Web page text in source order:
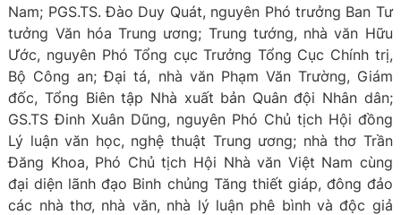
Nam; PGS.TS. Đào Duy Quát, nguyên Phó trưởng Ban Tư
tưởng Văn hóa Trung ương; Trung tướng, nhà văn Hữu
Ước, nguyên Phó Tổng cục Trưởng Tổng Cục Chính trị,
Bộ Công an; Đại tá, nhà văn Phạm Văn Trường, Giám
đốc, Tổng Biên tập Nhà xuất bản Quân đội Nhân dân;
GS.TS Đinh Xuân Dũng, nguyên Phó Chủ tịch Hội đồng
Lý luận văn học, nghệ thuật Trung ương; nhà thơ Trần
Đăng Khoa, Phó Chủ tịch Hội Nhà văn Việt Nam cùng
đại diện lãnh đạo Binh chủng Tăng thiết giáp, đông đảo
các nhà thơ, nhà văn, nhà lý luận phê bình và độc giả